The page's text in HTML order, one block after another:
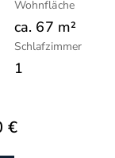
Wohnfläche
ca. 67 m²
Schlafzimmer
1
€